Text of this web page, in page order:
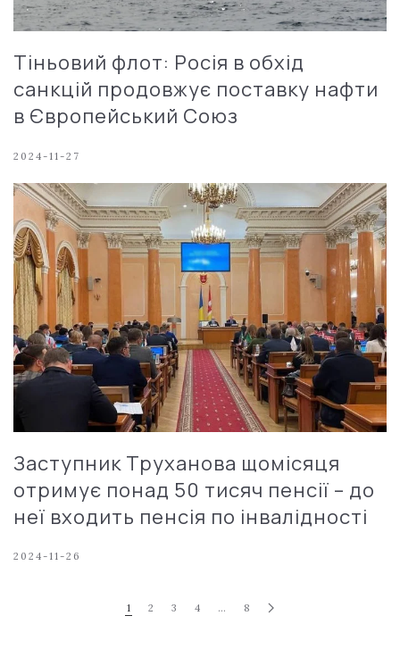
Тіньовий флот: Росія в обхід
санкцій продовжує поставку нафти
в Європейський Союз
2024-11-27
Заступник Труханова щомісяця
отримує понад 50 тисяч пенсії – до
неї входить пенсія по інвалідності
2024-11-26
1 2 3 4 … 8